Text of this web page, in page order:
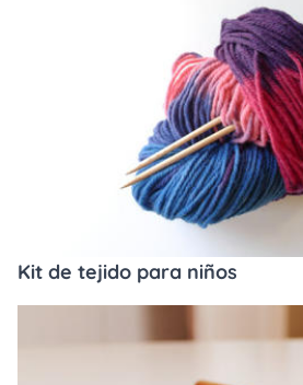
Kit de tejido para niños